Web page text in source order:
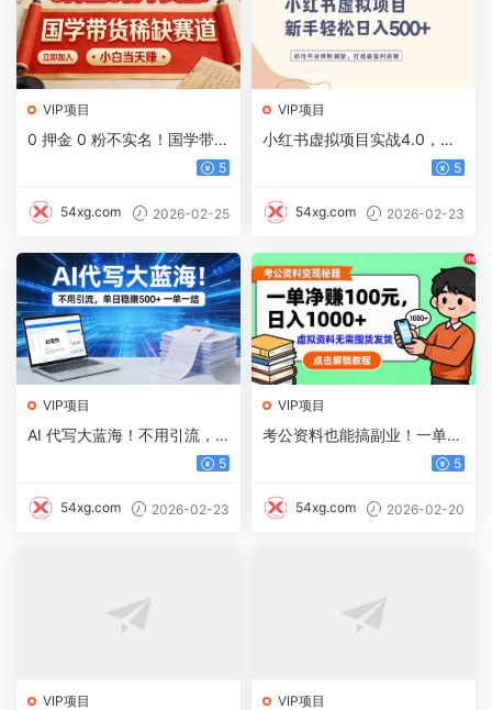
VIP项目
0 押金 0 粉不实名！国学带货
5
54xg.com 2026-02-25
VIP项目
小红书虚拟项目实战4.0，抓
住平台规则调整，单店可日入
5
54xg.com 2026-02-23
VIP项目
AI 代写大蓝海！不用引流，
单日稳赚 500 + 一单一结
5
54xg.com 2026-02-23
VIP项目
考公资料也能搞副业！一单净
赚 100，做好日入过千，“躺
赚1.5W+
5
54xg.com 2026-02-20
VIP项目 VIP项目